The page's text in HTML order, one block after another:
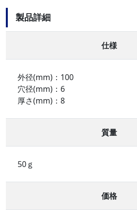
製品詳細
仕様
外径(mm)：100
穴径(mm)：6
厚さ(mm)：8
質量
50ｇ
価格